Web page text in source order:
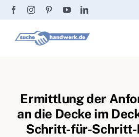
Zum
springen
Passwort vergessen?
Fliesenrechner
Handwerker Ratgeber
Ermittlung der
an die Decke im
Schritt-für-